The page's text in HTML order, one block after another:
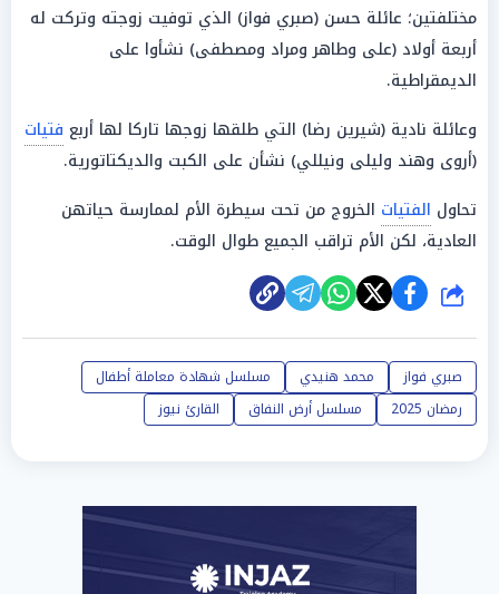
مختلفتين؛ عائلة حسن (صبري فواز) الذي توفيت زوجته وتركت له
أربعة أولاد (على وطاهر ومراد ومصطفى) نشأوا على
الديمقراطية.
وعائلة نادية (شيرين رضا) التي طلقها زوجها تاركا لها أربع فتيات
(أروى وهند وليلى ونيللي) نشأن على الكبت والديكتاتورية.
تحاول الفتيات الخروج من تحت سيطرة الأم لممارسة حياتهن
العادية، لكن الأم تراقب الجميع طوال الوقت.
شارك
صبري فواز محمد هنيدي
مسلسل شهادة معاملة أطفال
رمضان 2025
مسلسل أرض النفاق القارئ نيوز